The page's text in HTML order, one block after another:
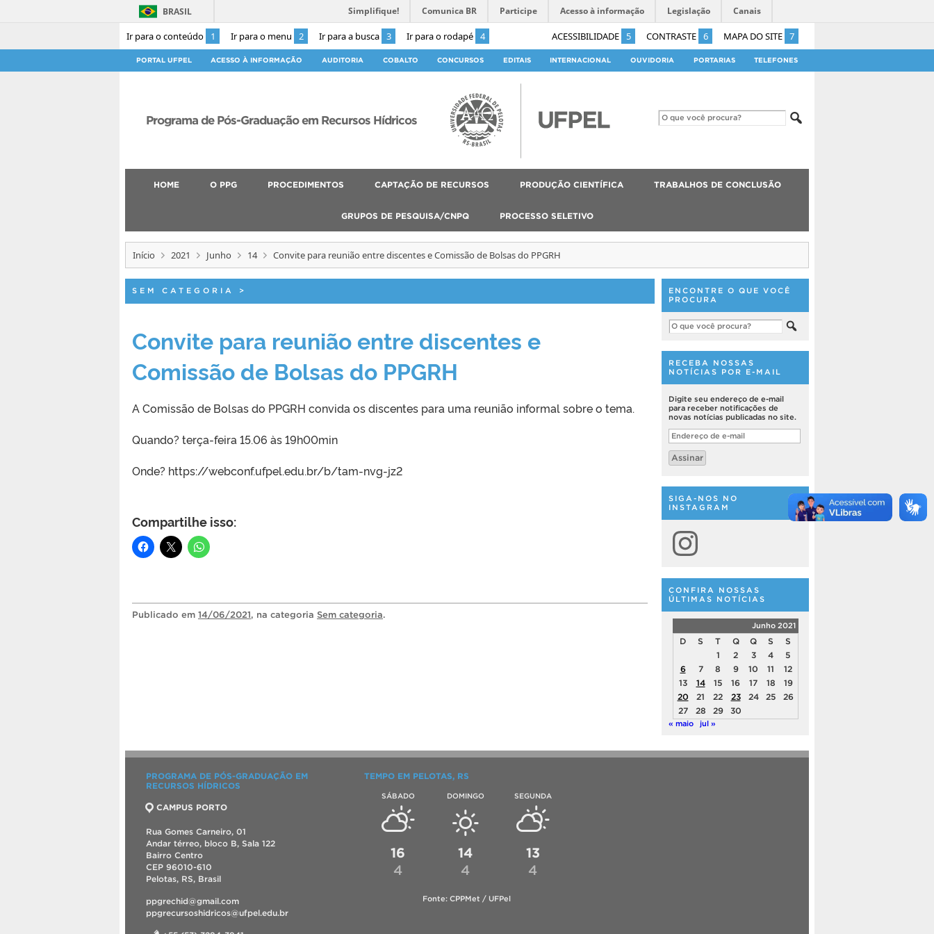
Ir para o conteúdo 1 Ir para o menu 2 Ir para a busca 3 Ir para o rodapé 4 ACESSIBILIDADE 5 CONTRASTE 6 MAPA DO SITE 7
BRASIL Simplifique! Comunica BR Participe Acesso à informação Legislação Canais
PORTAL UFPEL ACESSO À INFORMAÇÃO AUDITORIA COBALTO CONCURSOS EDITAIS INTERNACIONAL OUVIDORIA PORTARIAS TELEFONES
Programa de Pós-Graduação em Recursos Hídricos
HOME O PPG PROCEDIMENTOS CAPTAÇÃO DE RECURSOS PRODUÇÃO CIENTÍFICA TRABALHOS DE CONCLUSÃO
GRUPOS DE PESQUISA/CNPQ PROCESSO SELETIVO
Início 2021 Junho 14 Convite para reunião entre discentes e Comissão de Bolsas do PPGRH
SEM CATEGORIA >
Convite para reunião entre discentes e
Comissão de Bolsas do PPGRH
A Comissão de Bolsas do PPGRH convida os discentes para uma reunião informal sobre o tema.
Quando? terça-feira 15.06 às 19h00min
Onde? https://webconf.ufpel.edu.br/b/tam-nvg-jz2
Compartilhe isso:
Publicado em 14/06/2021, na categoria Sem categoria.
ENCONTRE O QUE VOCÊ
PROCURA
RECEBA NOSSAS
NOTÍCIAS POR E-MAIL
Digite seu endereço de e-mail
para receber notificações de
novas notícias publicadas no site.
Endereço
de
e-
mail
Assinar
SIGA-NOS NO
INSTAGRAM
Instagram
CONFIRA NOSSAS
ÚLTIMAS NOTÍCIAS
Junho 2021
D S T Q Q S
S
1
2 3 4
5
6
7 8 9 10 11
12
13
14 15 16 17 18
19
20
21 22 23 24 25
26
27
28 29 30
« maio jul »
PROGRAMA DE PÓS-GRADUAÇÃO EM
RECURSOS HÍDRICOS
CAMPUS PORTO
Rua Gomes Carneiro, 01
Andar térreo, bloco B, Sala 122
Bairro Centro
CEP 96010-610
Pelotas, RS, Brasil
ppgrechid@gmail.com
ppgrecursoshidricos@ufpel.edu.br
TEMPO EM PELOTAS, RS
SÁBADO
16
4
DOMINGO
14
4
SEGUNDA
13
4
Fonte: CPPMet / UFPel